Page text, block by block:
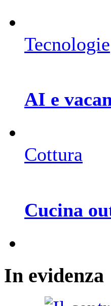
Tecnologie
AI e
Cottura
Cucina
In evidenza